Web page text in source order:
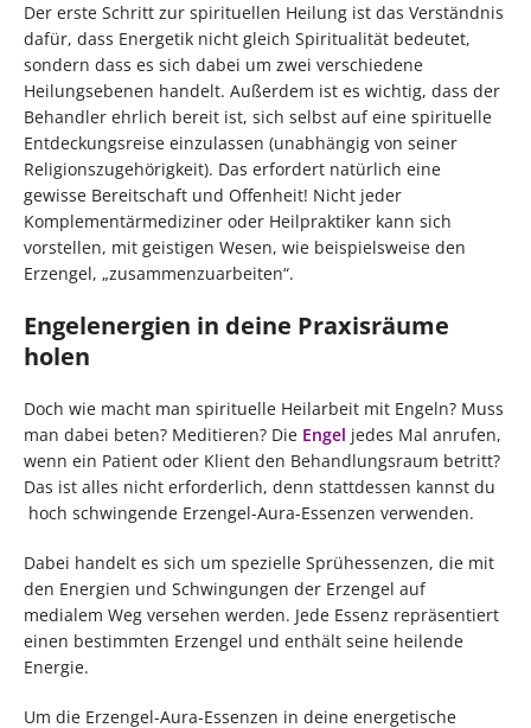
Der erste Schritt zur spirituellen Heilung ist das Verständnis
dafür, dass Energetik nicht gleich Spiritualität bedeutet,
sondern dass es sich dabei um zwei verschiedene
Heilungsebenen handelt. Außerdem ist es wichtig, dass der
Behandler ehrlich bereit ist, sich selbst auf eine spirituelle
Entdeckungsreise einzulassen (unabhängig von seiner
Religionszugehörigkeit). Das erfordert natürlich eine
gewisse Bereitschaft und Offenheit! Nicht jeder
Komplementärmediziner oder Heilpraktiker kann sich
vorstellen, mit geistigen Wesen, wie beispielsweise den
Erzengel, „zusammenzuarbeiten“.
Engelenergien in deine Praxisräume
holen
Doch wie macht man spirituelle Heilarbeit mit Engeln? Muss
man dabei beten? Meditieren? Die Engel jedes Mal anrufen,
wenn ein Patient oder Klient den Behandlungsraum betritt?
Das ist alles nicht erforderlich, denn stattdessen kannst du
hoch schwingende Erzengel-Aura-Essenzen verwenden.
Dabei handelt es sich um spezielle Sprühessenzen, die mit
den Energien und Schwingungen der Erzengel auf
medialem Weg versehen werden. Jede Essenz repräsentiert
einen bestimmten Erzengel und enthält seine heilende
Energie.
Um die Erzengel-Aura-Essenzen in deine energetische